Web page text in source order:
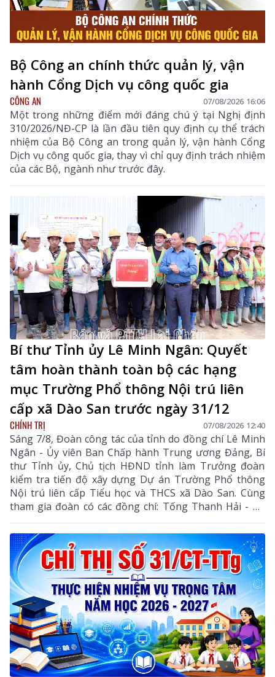
Bộ Công an chính thức quản lý, vận
hành Cổng Dịch vụ công quốc gia
CÔNG AN 07/08/2026 16:06
Một trong những điểm mới đáng chú ý tại Nghị định
310/2026/NĐ-CP là lần đầu tiên quy định cụ thể trách
nhiệm của Bộ Công an trong quản lý, vận hành Cổng
Dịch vụ công quốc gia, thay vì chỉ quy định trách nhiệm
của các Bộ, ngành như trước đây.
Bí thư Tỉnh ủy Lê Minh Ngân: Quyết
tâm hoàn thành toàn bộ các hạng
mục Trường Phổ thông Nội trú liên
cấp xã Dào San trước ngày 31/12
CHÍNH TRỊ 07/08/2026 12:40
Sáng 7/8, Đoàn công tác của tỉnh do đồng chí Lê Minh
Ngân - Ủy viên Ban Chấp hành Trung ương Đảng, Bí
thư Tỉnh ủy, Chủ tịch HĐND tỉnh làm Trưởng đoàn
kiểm tra tiến độ xây dựng Dự án Trường Phổ thông
Nội trú liên cấp Tiểu học và THCS xã Dào San. Cùng
tham gia đoàn có các đồng chí: Tống Thanh Hải - Uỷ
viên Ban Thường vụ Tỉnh ủy, Phó Chủ tịch Thường
trực UBND tỉnh; Lê Đức Dục - Ủy viên Ban Thường vụ,
Trưởng Ban Tuyên giáo và Dân vận Tỉnh ủy; lãnh đạo
một số sở, ngành liên quan và xã Dào San.